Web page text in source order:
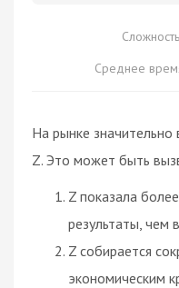
Среднее
На рынке значительно
Z. Это может быть
Z показала
результаты, чем
Z собирается
экономическим